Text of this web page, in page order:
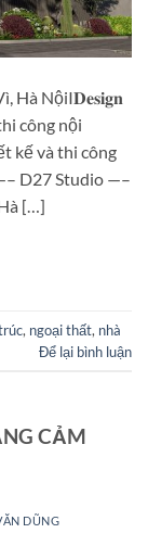
Hà NộiI𝐃𝐞𝐬𝐢𝐠𝐧
công nội
kế và thi công
D27 Studio —–
[…]
, ngoại thất, nhà
Để lại bình luận
CẢM
DŨNG